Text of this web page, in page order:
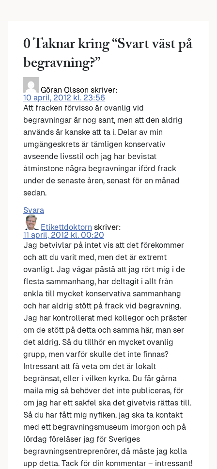
0 Taknar kring “Svart väst på
begravning?”
Göran Olsson skriver:
10 april, 2012 kl. 23:56
Att fracken förvisso är ovanlig vid
begravningar är nog sant, men att den aldrig
används är kanske att ta i. Delar av min
umgängeskrets är tämligen konservativ
avseende livsstil och jag har bevistat
åtminstone några begravningar iförd frack
under de senaste åren, senast för en månad
sedan.
Svara
Etikettdoktorn skriver:
11 april, 2012 kl. 00:20
Jag betvivlar på intet vis att det förekommer
och att du varit med, men det är extremt
ovanligt. Jag vågar påstå att jag rört mig i de
flesta sammanhang, har deltagit i allt från
enkla till mycket konservativa sammanhang
och har aldrig stött på frack vid begravning.
Jag har kontrollerat med kollegor och präster
om de stött på detta och samma här, man ser
det aldrig. Så du tillhör en mycket ovanlig
grupp, men varför skulle det inte finnas?
Intressant att få veta om det är lokalt
begränsat, eller i vilken kyrka. Du får gärna
maila mig så behöver det inte publiceras, för
om jag har ett sakfel ska det givetvis rättas till.
Så du har fått mig nyfiken, jag ska ta kontakt
med ett begravningsmuseum imorgon och på
lördag föreläser jag för Sveriges
begravningsentreprenörer, då måste jag kolla
upp detta. Tack för din kommentar – intressant!